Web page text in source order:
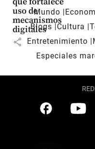
uso de
mecanismos
digitales
share
Mundo
Blogs
Cultura
Entretenimiento
Especiales